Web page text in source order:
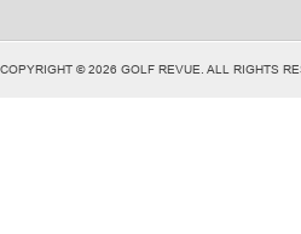
COPYRIGHT © 2026 GOLF REVUE. ALL RIGHTS